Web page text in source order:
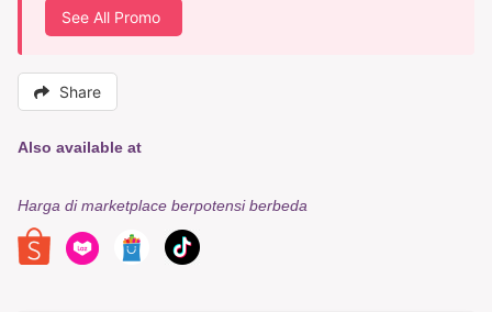
See All Promo
Share
Also available at
Harga di marketplace berpotensi berbeda